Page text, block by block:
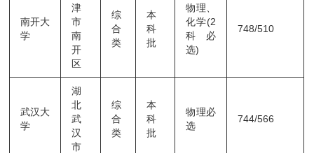
南开大
学
津
市
南
开
区
综
合
类
本
科
批
物理、
化学(2
科必
选)
748/510
武汉大
学
湖
北
武
汉
市
综
合
类
本
科
批
物理必
选
744/566